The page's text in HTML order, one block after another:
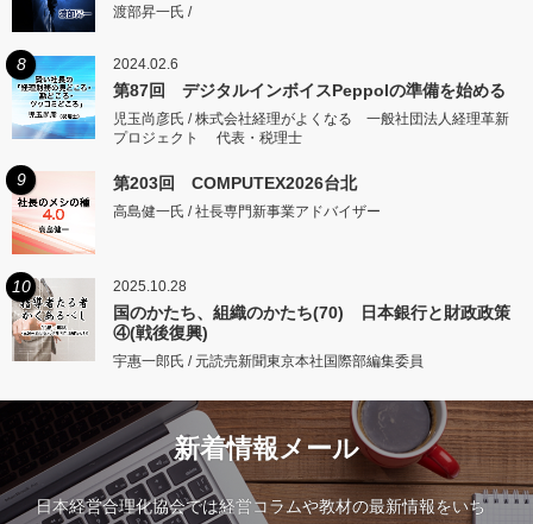
渡部昇一氏 /
8 2024.02.6
第87回 デジタルインボイスPeppolの準備を始める
児玉尚彦氏 / 株式会社経理がよくなる 一般社団法人経理革新
プロジェクト 代表・税理士
9 第203回 COMPUTEX2026台北
高島健一氏 / 社長専門新事業アドバイザー
10 2025.10.28
国のかたち、組織のかたち(70) 日本銀行と財政政策
④(戦後復興)
宇惠一郎氏 / 元読売新聞東京本社国際部編集委員
新着情報メール
日本経営合理化協会では経営コラムや教材の最新情報をいち